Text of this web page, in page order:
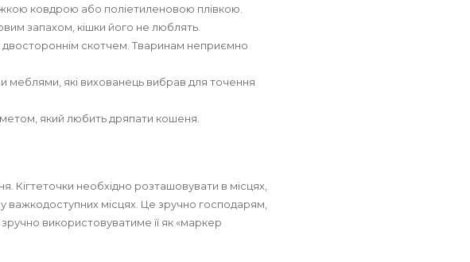
ковдрою або поліетиленовою плівкою.
запахом, кішки його не люблять.
скотчем. Тваринам неприємно
меблями, які вихованець вибрав для точення
який любить дряпати кошеня.
Кігтеточки необхідно розташовувати в місцях,
у важкодоступних місцях. Це зручно господарям,
використовуватиме її як «маркер